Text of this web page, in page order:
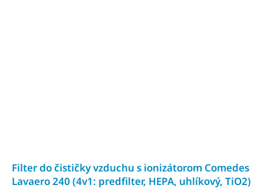
Filter do čističky vzduchu s ionizátorom Comedes
Lavaero 240 (4v1: predfilter, HEPA, uhlíkový, TiO2)